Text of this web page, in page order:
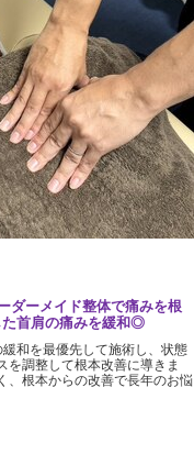
ダーメイド整体で痛みを根
首肩の痛みを緩和◎
緩和を最優先して施術し、状態
を調整して根本改善に導きま
、根本からの改善で長年のお悩